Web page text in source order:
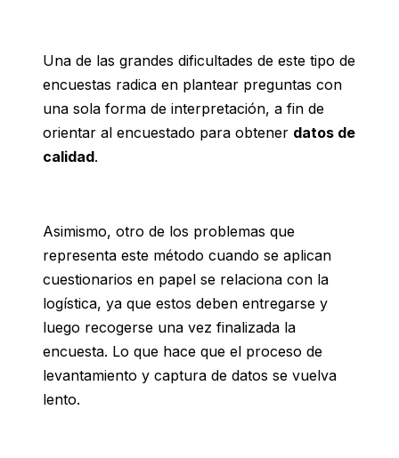
Una de las grandes dificultades de este tipo de
encuestas radica en plantear preguntas con
una sola forma de interpretación, a fin de
orientar al encuestado para obtener datos de
calidad.
Asimismo, otro de los problemas que
representa este método cuando se aplican
cuestionarios en papel se relaciona con la
logística, ya que estos deben entregarse y
luego recogerse una vez finalizada la
encuesta. Lo que hace que el proceso de
levantamiento y captura de datos se vuelva
lento.